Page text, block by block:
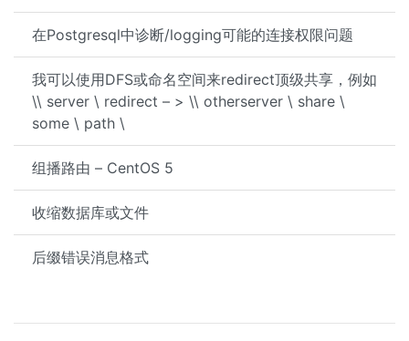
在Postgresql中诊断/logging可能的连接权限问题
我可以使用DFS或命名空间来redirect顶级共享，例如
\\ server \ redirect – > \\ otherserver \ share \
some \ path \
组播路由 – CentOS 5
收缩数据库或文件
后缀错误消息格式